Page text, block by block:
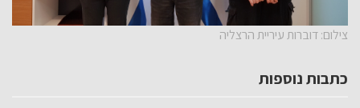
צילום: דוברות עיריית הרצליה
כתבות נוספות